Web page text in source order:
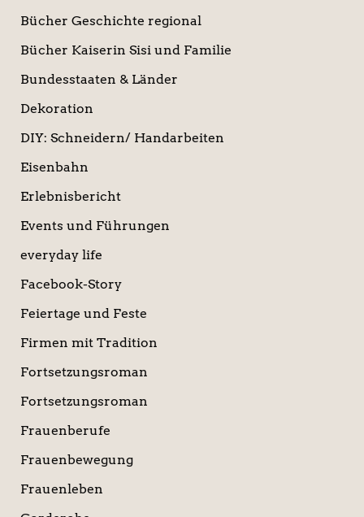
Bücher Geschichte regional
Bücher Kaiserin Sisi und Familie
Bundesstaaten & Länder
Dekoration
DIY: Schneidern/ Handarbeiten
Eisenbahn
Erlebnisbericht
Events und Führungen
everyday life
Facebook-Story
Feiertage und Feste
Firmen mit Tradition
Fortsetzungsroman
Fortsetzungsroman
Frauenberufe
Frauenbewegung
Frauenleben